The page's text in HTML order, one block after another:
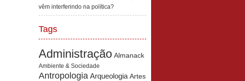
vêm interferindo na política?
Tags
Administração Almanack
Ambiente & Sociedade
Antropologia Arqueologia Artes